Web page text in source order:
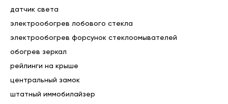
датчик света
электрообогрев лобового стекла
электрообогрев форсунок стеклоомывателей
обогрев зеркал
рейлинги на крыше
центральный замок
штатный иммобилайзер